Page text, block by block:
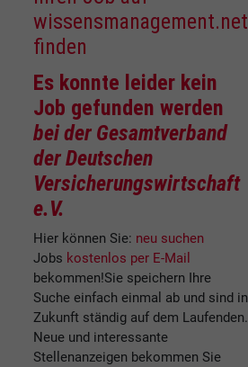
wissensmanagement.net
finden
Es konnte leider kein
Job gefunden werden
bei der Gesamtverband
der Deutschen
Versicherungswirtschaft
e.V.
Hier können Sie: neu suchen
Jobs kostenlos per E-Mail
bekommen!Sie speichern Ihre
Suche einfach einmal ab und sind in
Zukunft ständig auf dem Laufenden.
Neue und interessante
Stellenanzeigen bekommen Sie